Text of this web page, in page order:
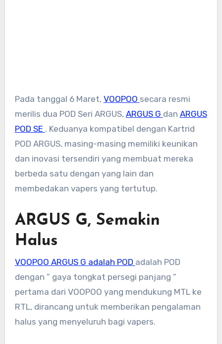
Pada tanggal 6 Maret, VOOPOO secara resmi
merilis dua POD Seri ARGUS, ARGUS G dan ARGUS
POD SE . Keduanya kompatibel dengan Kartrid
POD ARGUS, masing-masing memiliki keunikan
dan inovasi tersendiri yang membuat mereka
berbeda satu dengan yang lain dan
membedakan vapers yang tertutup.
ARGUS G, Semakin
Halus
VOOPOO ARGUS G adalah POD adalah POD
dengan ” gaya tongkat persegi panjang ”
pertama dari VOOPOO yang mendukung MTL ke
RTL, dirancang untuk memberikan pengalaman
halus yang menyeluruh bagi vapers.